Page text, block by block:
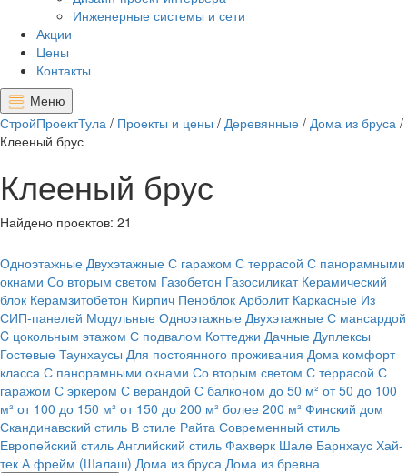
Инженерные системы и сети
Акции
Цены
Контакты
Меню
СтройПроектТула / Проекты и цены / Деревянные / Дома из бруса /
Клееный брус
Клееный брус
Найдено проектов: 21
Одноэтажные Двухэтажные С гаражом С террасой С панорамными
окнами Со вторым светом Газобетон Газосиликат Керамический
блок Керамзитобетон Кирпич Пеноблок Арболит Каркасные Из
СИП-панелей Модульные Одноэтажные Двухэтажные С мансардой
C цокольным этажом С подвалом Коттеджи Дачные Дуплексы
Гостевые Таунхаусы Для постоянного проживания Дома комфорт
класса С панорамными окнами Со вторым светом С террасой С
гаражом С эркером С верандой С балконом до 50 м² от 50 до 100
м² от 100 до 150 м² от 150 до 200 м² более 200 м² Финский дом
Скандинавский стиль В стиле Райта Современный стиль
Европейский стиль Английский стиль Фахверк Шале Барнхаус Хай-
тек А фрейм (Шалаш) Дома из бруса Дома из бревна